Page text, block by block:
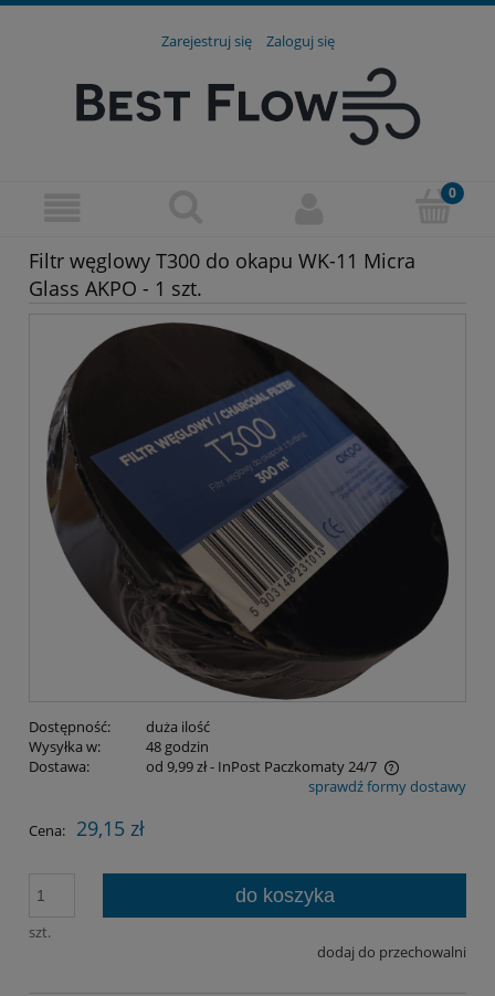
Zarejestruj się Zaloguj się
Filtr węglowy T300 do okapu WK-11 Micra
Glass AKPO - 1 szt.
Dostępność:
duża ilość
Wysyłka w:
48 godzin
Dostawa:
od 9,99 zł- InPost Paczkomaty 24/7
Cena nie zawiera ewentualnych kosztów płatnościsprawdź formy dostawy
Cena: 29,15 zł
szt.
do koszyka
dodaj do przechowalni